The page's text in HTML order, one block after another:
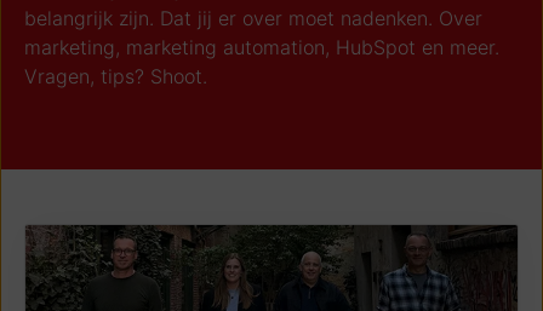
belangrijk zijn. Dat jij er over moet nadenken. Over
marketing, marketing automation, HubSpot en meer.
Vragen, tips? Shoot.